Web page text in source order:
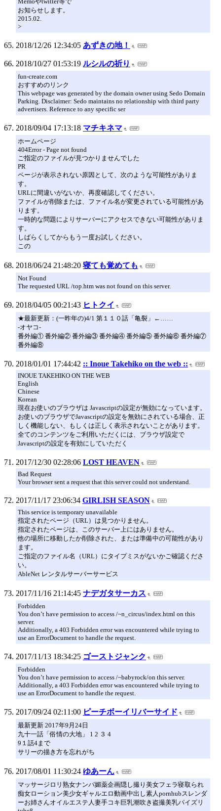
お知らせします。
2015.02.
>
2018/12/26 12:34:05 あずきの地！
2018/10/27 01:53:19 ルシルの祈り
fun-create.com
おすすめのリンク
This webpage was generated by the domain owner using Sedo Domain
Parking. Disclaimer: Sedo maintains no relationship with third party
advertisers. Reference to any specific ser
2018/09/04 17:13:18 マチキネマ
ホームページ
404Error - Page not found
ご指定のファイルが見つかりませんでした
PR
ページが表示されない原因として、次のような可能性がありま
す。
URLに間違いがないか、再度確認してください。
ファイルが削除または、ファイル名が変更されている可能性があ
ります。
一時的な問題によりサーバーにアクセスできない可能性がありま
す。
しばらくしてからもう一度お試しください。
この
2018/06/24 21:48:20 寝ても覚めても
Not Found
The requested URL /top.htm was not found on this server.
2018/04/05 00:21:43 ヒトクイ
★最新更新：(一昨年の)4/1 第１１０話「亀裂」←……
-オヤコ-
番外編① 番外編② 番外編③ 番外編④ 番外編⑤ 番外編⑥ 番外編⑦
番外編⑧
2018/01/01 17:44:42 :: Inoue Takehiko on the web ::
INOUE TAKEHIKO ON THE WEB
English
Chinese
Korean
現在お使いのブラウザは Javascriptの設定が無効になっています。
お使いのブラウザでJavascriptの設定を無効にされている場合、正
しく機能しない、もしくは正しく表示されないことがあります。
全てのコンテンツをご利用いただくには、ブラウザ設定で
Javascriptの設定を有効にしていただく
2017/12/30 02:28:06 LOST HEAVEN
Bad Request
Your browser sent a request that this server could not understand.
2017/11/17 23:06:34 GIRLISH SEASON
This service is temporary unavailable
指定されたページ（URL）は見つかりません。
指定されたページは、このサーバー上にはありません。
他の場所に移動したか削除された、または準備中の可能性があり
ます。
ご指定のファイル名（URL）にタイプミスがないかご確認くださ
い。
AbleNet レンタルサーバーサービス
2017/11/16 21:14:45 ナデガタサーカス
Forbidden
You don’t have permission to access /~n_circus/index.html on this
server.
Additionally, a 403 Forbidden error was encountered while trying to
use an ErrorDocument to handle the request.
2017/11/13 18:34:25 ゴーストジャンク
Forbidden
You don’t have permission to access /~babyrock/on this server.
Additionally, a 403 Forbidden error was encountered while trying to
use an ErrorDocument to handle the request.
2017/09/24 02:11:00 ピーチボーイリバーサイド
最新更新 2017年9月24日
九十一話「俗情の大地」 1 2 ３ 4
9１話4まで
サリーの描き方を忘れがち
2017/08/01 11:30:24 ゆあーん
マッサージロリ熟女ナンパ媚薬企画隠し撮り美女フェラ寝取られ
痴女ローション美少女ギャルエロ動画中出し素人pornhubスレンダ
ーお姉さんオイルエステ人妻手コキ巨乳潮吹き盗撮美乳パイズリ